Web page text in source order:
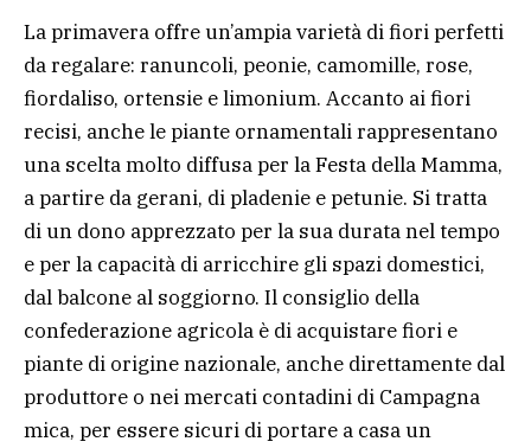
La primavera offre un’ampia varietà di fiori perfetti
da regalare: ranuncoli, peonie, camomille, rose,
fiordaliso, ortensie e limonium. Accanto ai fiori
recisi, anche le piante ornamentali rappresentano
una scelta molto diffusa per la Festa della Mamma,
a partire da gerani, di pladenie e petunie. Si tratta
di un dono apprezzato per la sua durata nel tempo
e per la capacità di arricchire gli spazi domestici,
dal balcone al soggiorno. Il consiglio della
confederazione agricola è di acquistare fiori e
piante di origine nazionale, anche direttamente dal
produttore o nei mercati contadini di Campagna
mica, per essere sicuri di portare a casa un